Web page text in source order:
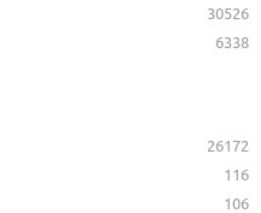
30526
6338
26172
116
106